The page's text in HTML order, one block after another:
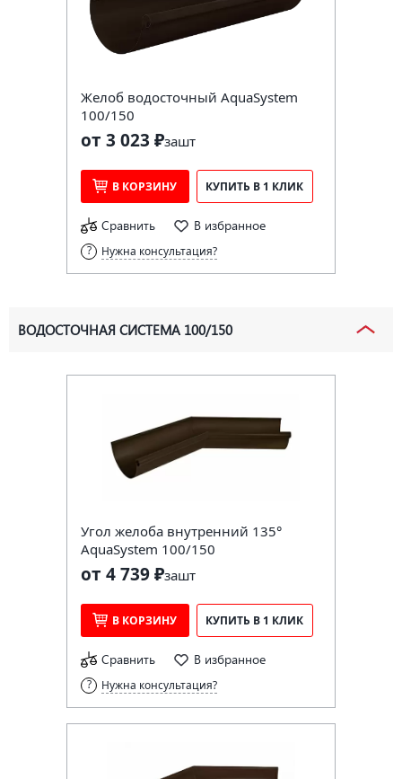
Желоб водосточный AquaSystem
100/150
от 3 023 ₽зашт
В КОРЗИНУ КУПИТЬ В 1 КЛИК
Сравнить В избранное
Нужна консультация?
ВОДОСТОЧНАЯ СИСТЕМА 100/150
Угол желоба внутренний 135°
AquaSystem 100/150
от 4 739 ₽зашт
В КОРЗИНУ КУПИТЬ В 1 КЛИК
Сравнить В избранное
Нужна консультация?